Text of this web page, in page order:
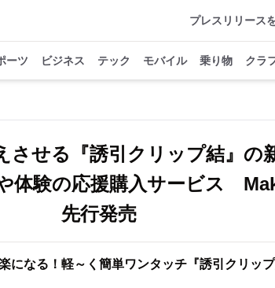
プレスリリース
ーツ ビジネス テック モバイル 乗り物 クラ
させる『誘引クリップ結』の
体験の応援購入サービス
先行発売
になる！軽～く簡単ワンタッチ『誘引クリッ